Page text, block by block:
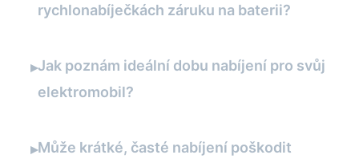
rychlonabíječkách záruku na baterii?
▸Jak poznám ideální dobu nabíjení pro svůj
elektromobil?
▸Může krátké, časté nabíjení poškodit